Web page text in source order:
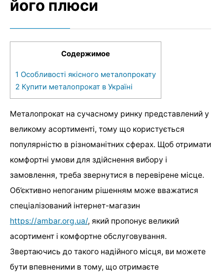
його плюси
Содержимое
1 Особливості якісного металопрокату
2 Купити металопрокат в Україні
Металопрокат на сучасному ринку представлений у
великому асортименті, тому що користується
популярністю в різноманітних сферах. Щоб отримати
комфортні умови для здійснення вибору і
замовлення, треба звернутися в перевірене місце.
Об’єктивно непоганим рішенням може вважатися
спеціалізований інтернет-магазин
https://ambar.org.ua/, який пропонує великий
асортимент і комфортне обслуговування.
Звертаючись до такого надійного місця, ви можете
бути впевненими в тому, що отримаєте